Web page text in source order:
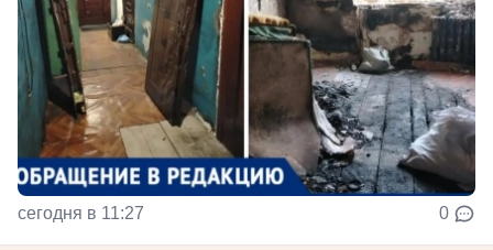
сегодня в 11:27 0